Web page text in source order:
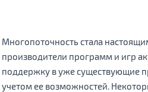
Многопоточность стала
производители программ и игр
поддержку в уже существующие
учетом ее возможностей.